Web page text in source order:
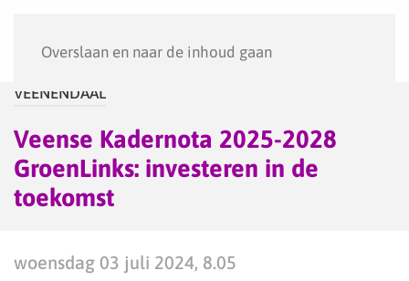
Overslaan en naar de inhoud gaan
VEENENDAAL
Veense Kadernota 2025-2028
GroenLinks: investeren in de
toekomst
woensdag 03 juli 2024, 8.05